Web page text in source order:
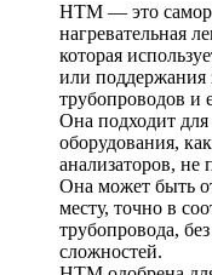
HTM — это
нагревательная
которая
или поддержания
трубопроводов и
Она подходит для
оборудования,
анализаторов, не
Она может быть
месту, точно в
трубопровода,
сложностей.